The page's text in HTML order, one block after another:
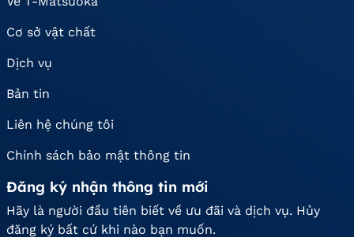
Cơ sở vật chất
Dịch vụ
Bản tin
Liên hệ chúng tôi
Chính sách bảo mật thông tin
Đăng ký nhận thông tin mới
Hãy là người đầu tiên biết về ưu đãi và dịch vụ. Hủy
đăng ký bất cứ khi nào bạn muốn.